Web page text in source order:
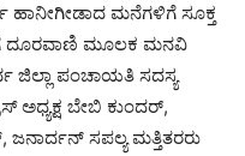
ಹಾನೀಗೀಡಾದ ಮನೆಗಳಿಗೆ ಸೂಕ್ತ
ದೂರವಾಣಿ ಮೂಲಕ ಮನವಿ
ಜಿಲ್ಲಾ ಪಂಚಾಯತಿ ಸದಸ್ಯ
ಅಧ್ಯಕ್ಷ ಬೇಬಿ ಕುಂದರ್,
ಸಪಲ್ಯ ಮತ್ತಿತರರು